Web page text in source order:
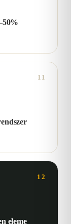
11
12
eleme